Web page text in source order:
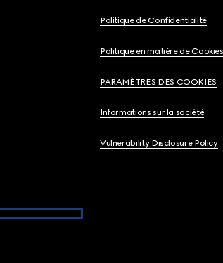
Politique de Confidentialité
Politique en matière de Cookies
PARAMÈTRES DES COOKIES
Informations sur la société
Vulnerability Disclosure Policy